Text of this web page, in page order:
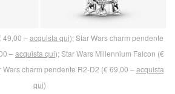
49,00 –acquista qui); Star Wars charm pendente
–acquista qui); Star Wars Millennium Falcon (€
Wars charm pendente R2-D2 (€ 69,00 –acquista
qui)